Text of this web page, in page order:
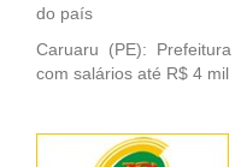
do país
Caruaru (PE):
com salários até R$ 4 mil